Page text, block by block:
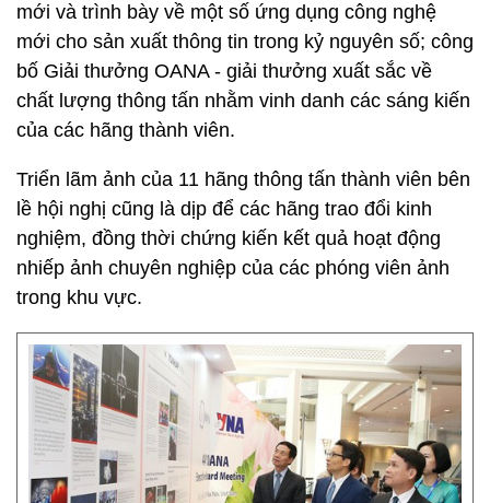
mới và trình bày về một số ứng dụng công nghệ
mới cho sản xuất thông tin trong kỷ nguyên số; công
bố Giải thưởng OANA - giải thưởng xuất sắc về
chất lượng thông tấn nhằm vinh danh các sáng kiến
của các hãng thành viên.
Triển lãm ảnh của 11 hãng thông tấn thành viên bên
lề hội nghị cũng là dịp để các hãng trao đổi kinh
nghiệm, đồng thời chứng kiến kết quả hoạt động
nhiếp ảnh chuyên nghiệp của các phóng viên ảnh
trong khu vực.